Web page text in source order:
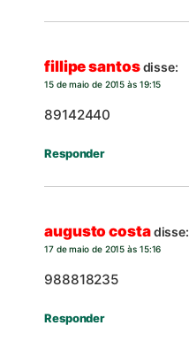
fillipe santosdisse:
15 de maio de 2015 às 19:15
89142440
Responder
augusto costadisse:
17 de maio de 2015 às 15:16
988818235
Responder